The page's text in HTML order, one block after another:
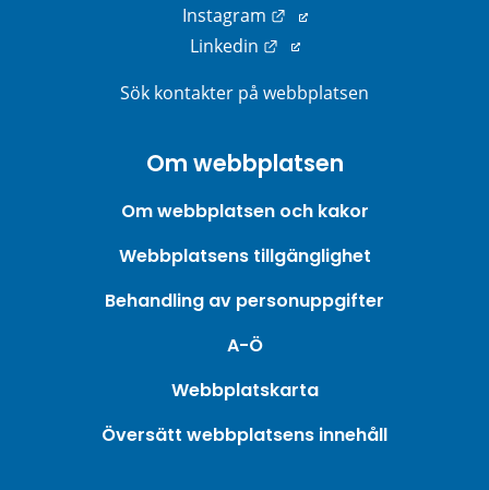
Instagram
Länk till annan
Linkedin
Länk till annan webbplats.
Sök kontakter på webbplatsen
Om webbplatsen
Om webbplatsen och kakor
Webbplatsens tillgänglighet
Behandling av personuppgifter
A-Ö
Webbplatskarta
Översätt webbplatsens innehåll